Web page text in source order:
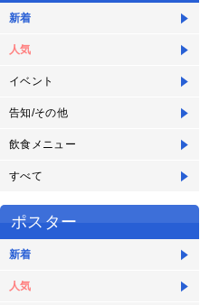
新着
人気
イベント
告知/その他
飲食メニュー
すべて
ポスター
新着
人気